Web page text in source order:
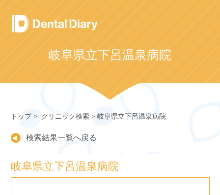
Skip
to
content
岐阜県立下呂温泉病院
トップ クリニック検索 岐阜県立下呂温泉病院
検索結果一覧へ戻る
岐阜県立下呂温泉病院